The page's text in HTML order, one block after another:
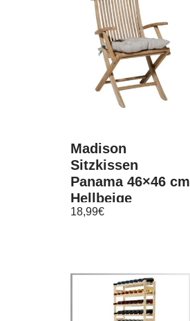
Madison
Sitzkissen
Panama 46×46 cm
Hellbeige
18,99€